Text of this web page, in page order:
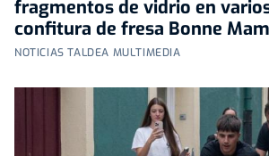
fragmentos de vidrio en
confitura de fresa Bonne
NOTICIAS TALDEA MULTIMEDIA